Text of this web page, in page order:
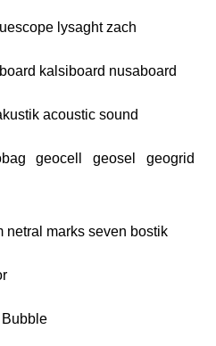
lysaght zach
kalsiboard nusaboard
acoustic sound
geocell geosel geogrid
netral marks seven bostik